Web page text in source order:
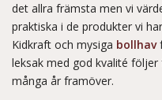
det allra främsta men vi
praktiska i de produkter vi
Kidkraft och mysiga bollhav
leksak med god kvalité
många år framöver.